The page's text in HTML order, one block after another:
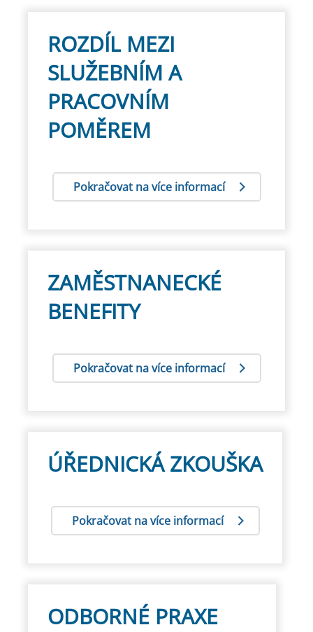
ROZDÍL MEZI
SLUŽEBNÍM A
PRACOVNÍM
POMĚREM
Pokračovat na více informací
ZAMĚSTNANECKÉ
BENEFITY
Pokračovat na více informací
ÚŘEDNICKÁ ZKOUŠKA
Pokračovat na více informací
ODBORNÉ PRAXE